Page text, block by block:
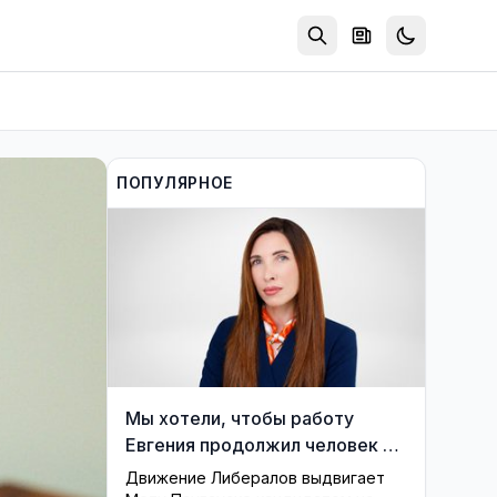
ПОПУЛЯРНОЕ
Мы хотели, чтобы работу
Евгения продолжил человек из
его близкого окружения —
Движение Либералов выдвигает